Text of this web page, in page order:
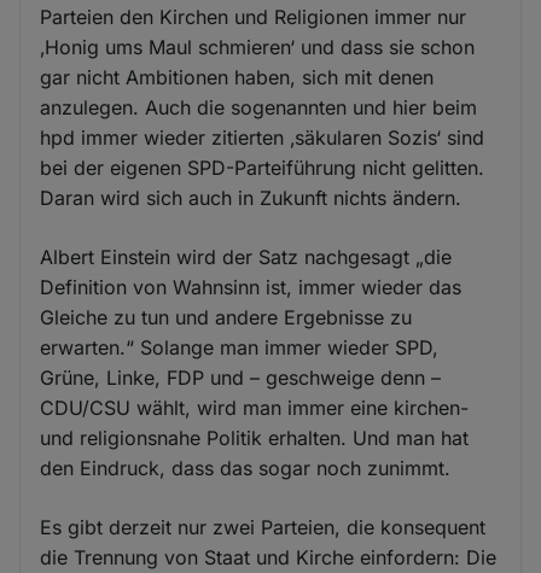
Parteien den Kirchen und Religionen immer nur
‚Honig ums Maul schmieren‘ und dass sie schon
gar nicht Ambitionen haben, sich mit denen
anzulegen. Auch die sogenannten und hier beim
hpd immer wieder zitierten ‚säkularen Sozis‘ sind
bei der eigenen SPD-Parteiführung nicht gelitten.
Daran wird sich auch in Zukunft nichts ändern.
Albert Einstein wird der Satz nachgesagt „die
Definition von Wahnsinn ist, immer wieder das
Gleiche zu tun und andere Ergebnisse zu
erwarten.“ Solange man immer wieder SPD,
Grüne, Linke, FDP und – geschweige denn –
CDU/CSU wählt, wird man immer eine kirchen-
und religionsnahe Politik erhalten. Und man hat
den Eindruck, dass das sogar noch zunimmt.
Es gibt derzeit nur zwei Parteien, die konsequent
die Trennung von Staat und Kirche einfordern: Die